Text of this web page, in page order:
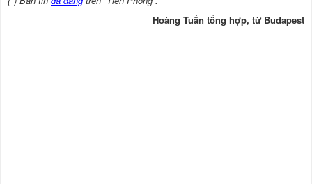
Hoàng Tuấn tổng hợp, từ Budapest